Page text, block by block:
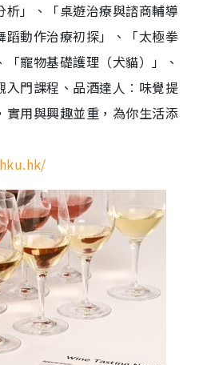
」、「桌遊治療與諮商輔導
蹈動作治療初探」、「太極拳
寵物基礎護理（犬貓）」、
入門課程、品酒達人︰味覺提
實用與興趣並重，為你生活添